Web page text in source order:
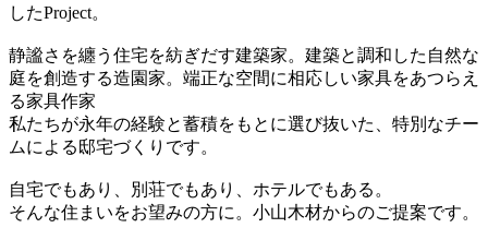
したProject。
静謐さを纏う住宅を紡ぎだす建築家。建築と調和した自然な
庭を創造する造園家。端正な空間に相応しい家具をあつらえ
る家具作家
私たちが永年の経験と蓄積をもとに選び抜いた、特別なチー
ムによる邸宅づくりです。
自宅でもあり、別荘でもあり、ホテルでもある。
そんな住まいをお望みの方に。小山木材からのご提案です。